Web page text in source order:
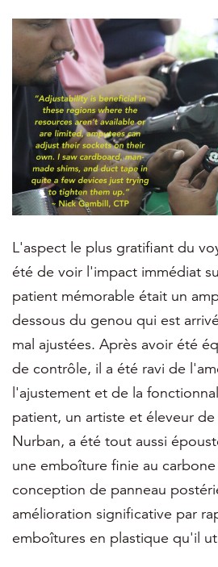
L'aspect le plus gratifiant du
été de voir l'impact immédiat
patient mémorable était un
dessous du genou qui est
mal ajustées. Après avoir été
de contrôle, il a été ravi de
l'ajustement et de la
patient, un artiste et éleveur
Nurban, a été tout aussi
une emboîture finie au
conception de panneau
amélioration significative par
emboîtures en plastique qu'il